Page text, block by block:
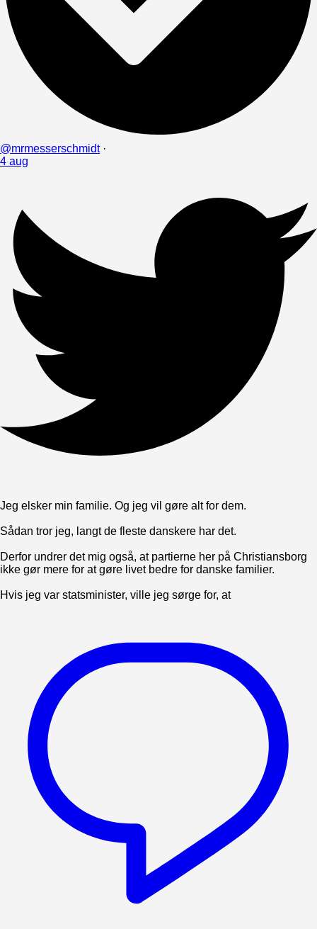
@mrmesserschmidt ·
4 aug
Jeg elsker min familie. Og jeg vil gøre alt for dem.
Sådan tror jeg, langt de fleste danskere har det.
Derfor undrer det mig også, at partierne her på Christiansborg
ikke gør mere for at gøre livet bedre for danske familier.
Hvis jeg var statsminister, ville jeg sørge for, at